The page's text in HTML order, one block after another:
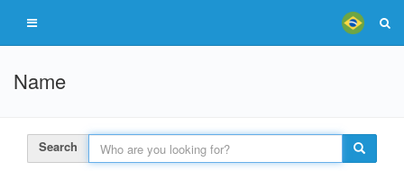
Name
Search